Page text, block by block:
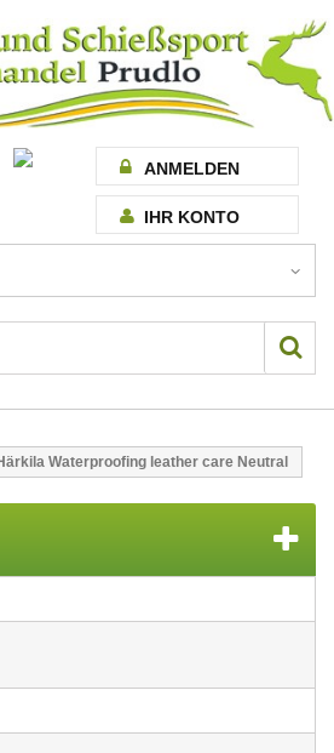
ANMELDEN
IHR KONTO
Waterproofing leather care Neutral